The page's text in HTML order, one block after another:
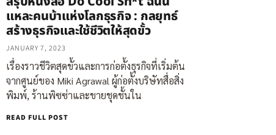
แหละคนบ้าแห่งโลกธุรกิจ : กลยุทธ์
สร้างธุรกิจและใช้ชีวิตให้สุดขั้ว
JANUARY 7, 2023
เรื่องราวชีวิตสุดขั้วและการก่อตั้งธุรกิจที่เริ่มต้น
จากศูนย์ของ Miki Agrawal ผู้ก่อตั้งบริษัทสื่อสิ่ง
พิมพ์, ร้านพิซซ่าและขายชุดชั้นใน
READ FULL POST